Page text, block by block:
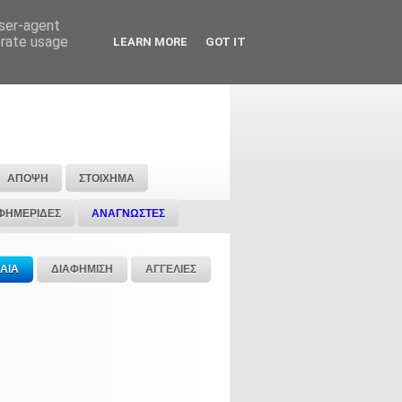
ΑΠΟΨΗ ΣΤΟΙΧΗΜΑ
ΑΝΑΓΝΩΣΤΕΣ
ΔΙΑΦΗΜΙΣΗ ΑΓΓΕΛΙΕΣ
agent
usage
LEARN MORE GOT IT